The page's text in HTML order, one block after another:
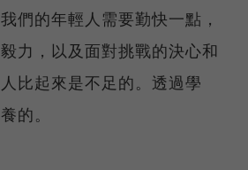
們的年輕人需要勤快一點，
力，以及面對挑戰的決心和
比起來是不足的。透過學
的。